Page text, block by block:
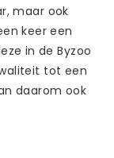
maar ook
keer een
in de Byzoo
tot een
daarom ook